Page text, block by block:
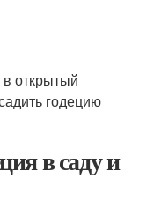
в саду и